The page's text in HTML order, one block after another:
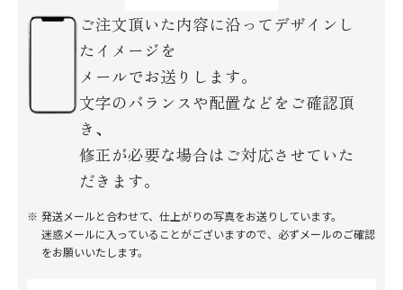
ご注文頂いた内容に沿ってデザインし
たイメージを
メールでお送りします。
文字のバランスや配置などをご確認頂
き、
修正が必要な場合はご対応させていた
だきます。
発送メールと合わせて、仕上がりの写真をお送りしています。
迷惑メールに入っていることがございますので、必ずメールのご確認
をお願いいたします。